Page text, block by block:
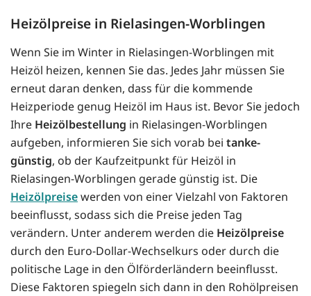
Heizölpreise in Rielasingen-Worblingen
Wenn Sie im Winter in Rielasingen-Worblingen mit
Heizöl heizen, kennen Sie das. Jedes Jahr müssen Sie
erneut daran denken, dass für die kommende
Heizperiode genug Heizöl im Haus ist. Bevor Sie jedoch
Ihre Heizölbestellung in Rielasingen-Worblingen
aufgeben, informieren Sie sich vorab bei tanke-
günstig, ob der Kaufzeitpunkt für Heizöl in
Rielasingen-Worblingen gerade günstig ist. Die
Heizölpreisewerden von einer Vielzahl von Faktoren
beeinflusst, sodass sich die Preise jeden Tag
verändern. Unter anderem werden die Heizölpreise
durch den Euro-Dollar-Wechselkurs oder durch die
politische Lage in den Ölförderländern beeinflusst.
Diese Faktoren spiegeln sich dann in den Rohölpreisen